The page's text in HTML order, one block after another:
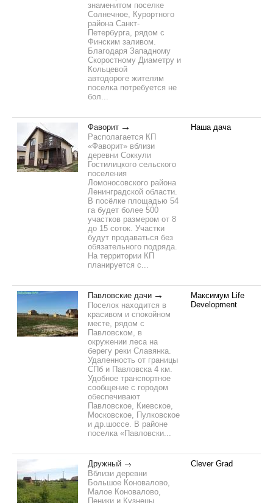
знаменитом поселке
Солнечное, Курортного
района Санкт-
Петербурга, рядом с
Финским заливом.
Благодаря Западному
Скоростному Диаметру и
Кольцевой
автодороге жителям
поселка потребуется не
бол...
Фаворит
Располагается КП
«Фаворит» вблизи
деревни Соккули
Гостилицкого сельского
поселения
Ломоносовского района
Ленинградской области.
В посёлке площадью 54
га будет более 500
участков размером от 8
до 15 соток. Участки
будут продаваться без
обязательного подряда.
На территории КП
планируется с...
Наша дача
Павловские дачи
Поселок находится в
красивом и спокойном
месте, рядом с
Павловском, в
окружении леса на
берегу реки Славянка.
Удаленность от границы
СПб и Павловска 4 км.
Удобное транспортное
сообщение с городом
обеспечивают
Павловское, Киевское,
Московское, Пулковское
и др.шоссе. В районе
поселка «Павловски...
Максимум Life
Development
Дружный
Вблизи деревни
Большое Коновалово,
Малое Коновалово,
Пеники и Кузнецы
Clever Grad